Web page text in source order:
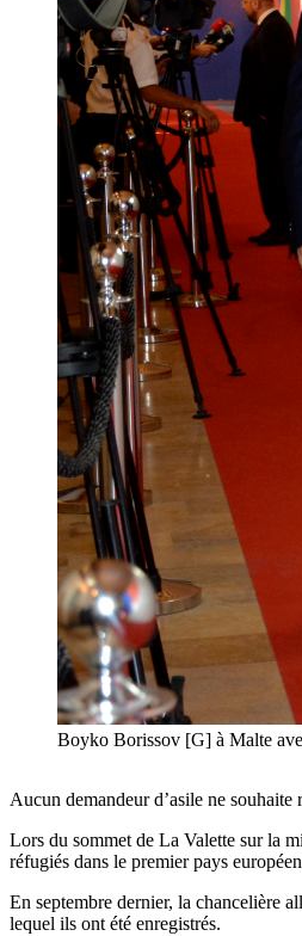
Boyko Borissov [G] à Malte
Aucun demandeur d’asile ne
Lors du sommet de La Valette sur la
réfugiés dans le premier pays
En septembre dernier, la chancelière
lequel ils ont été enregistrés.